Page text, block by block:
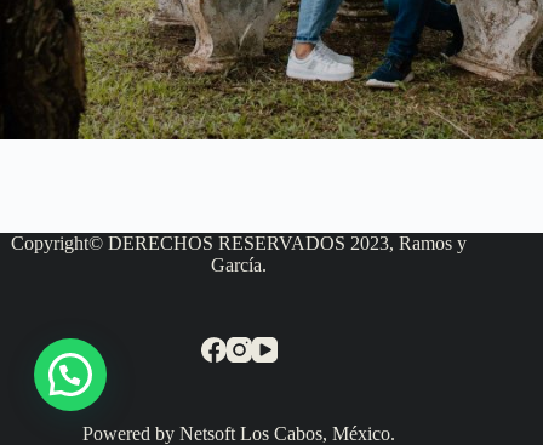
Copyright© DERECHOS RESERVADOS 2023, Ramos y
García.
Powered by Netsoft Los Cabos, México.